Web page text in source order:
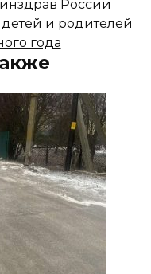
России
и родителей
года